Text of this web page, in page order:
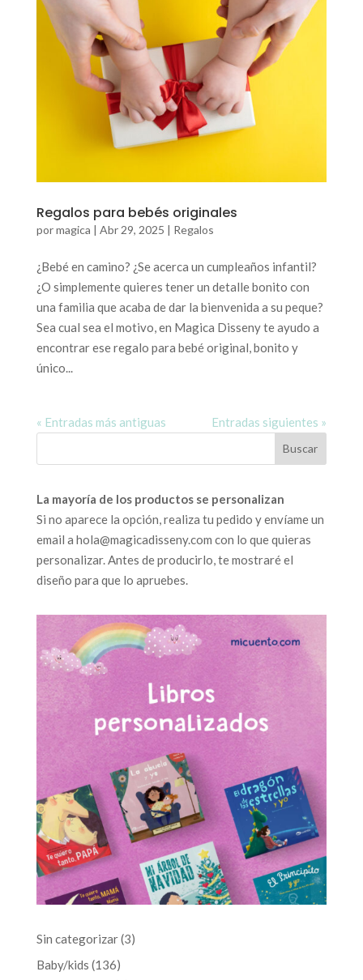
Regalos para bebés originales
pormagica | Abr 29, 2025 | Regalos
¿Bebé en camino? ¿Se acerca un cumpleaños infantil?
¿O simplemente quieres tener un detalle bonito con
una familia que acaba de dar la bienvenida a su peque?
Sea cual sea el motivo, en Magica Disseny te ayudo a
encontrar ese regalo para bebé original, bonito y
único...
« Entradas más antiguas Entradas siguientes »
La mayoría de los productos se personalizan
Si no aparece la opción, realiza tu pedido y envíame un
email a hola@magicadisseny.com con lo que quieras
personalizar. Antes de producirlo, te mostraré el
diseño para que lo apruebes.
Sin categorizar 33
Baby/kids 136136